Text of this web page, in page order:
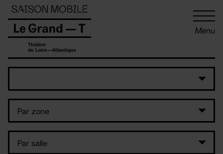
Menu
Panneau de gestion des cookies